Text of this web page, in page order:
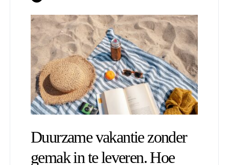
Duurzame vakantie zonder
gemak in te leveren. Hoe